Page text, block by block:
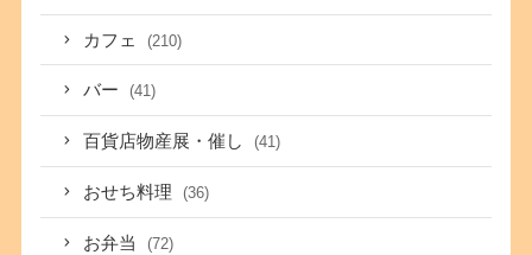
カフェ (210)
バー (41)
百貨店物産展・催し (41)
おせち料理 (36)
お弁当 (72)